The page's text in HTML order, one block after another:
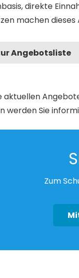
direkte
machen
Angebotsliste
aktuellen
werden Sie
Zum